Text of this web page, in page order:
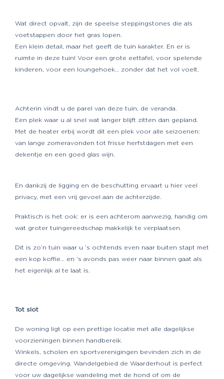
Wat direct opvalt, zijn de speelse steppingstones die als
voetstappen door het gras lopen.
Een klein detail, maar het geeft de tuin karakter. En er is
ruimte in deze tuin! Voor een grote eettafel, voor spelende
kinderen, voor een loungehoek… zonder dat het vol voelt.
Achterin vindt u de parel van deze tuin, de veranda.
Een plek waar u al snel wat langer blijft zitten dan gepland.
Met de heater erbij wordt dit een plek voor alle seizoenen:
van lange zomeravonden tot frisse herfstdagen met een
dekentje en een goed glas wijn.
En dankzij de ligging en de beschutting ervaart u hier veel
privacy, met een vrij gevoel aan de achterzijde.
Praktisch is het ook: er is een achterom aanwezig, handig om
wat groter tuingereedschap makkelijk te verplaatsen.
Dit is zo’n tuin waar u ’s ochtends even naar buiten stapt met
een kop koffie… en ’s avonds pas weer naar binnen gaat als
het eigenlijk al te laat is.
Tot slot
De woning ligt op een prettige locatie met alle dagelijkse
voorzieningen binnen handbereik.
Winkels, scholen en sportverenigingen bevinden zich in de
directe omgeving. Wandelgebied de Waarderhout is perfect
voor uw dagelijkse wandeling met de hond of om de